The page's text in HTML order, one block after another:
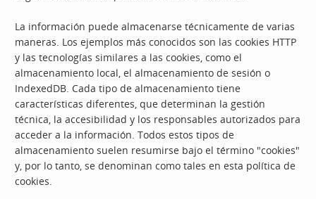
La información puede almacenarse técnicamente de varias
maneras. Los ejemplos más conocidos son las cookies HTTP
y las tecnologías similares a las cookies, como el
almacenamiento local, el almacenamiento de sesión o
IndexedDB. Cada tipo de almacenamiento tiene
características diferentes, que determinan la gestión
técnica, la accesibilidad y los responsables autorizados para
acceder a la información. Todos estos tipos de
almacenamiento suelen resumirse bajo el término "cookies"
y, por lo tanto, se denominan como tales en esta política de
cookies.